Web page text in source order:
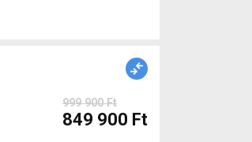
999 900 Ft
849 900 Ft